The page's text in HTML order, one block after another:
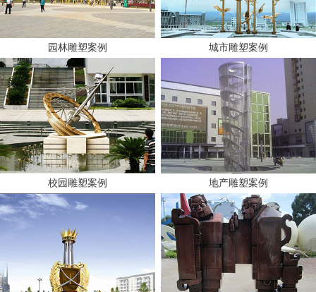
园林雕塑案例
校园雕塑案例
城市雕塑案例
地产雕塑案例